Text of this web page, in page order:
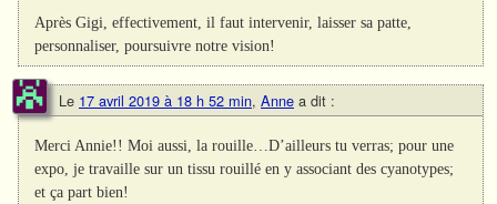
Après Gigi, effectivement, il faut intervenir, laisser sa patte,
personnaliser, poursuivre notre vision!
Le 17 avril 2019 à 18 h 52 min, Anne a dit :
Merci Annie!! Moi aussi, la rouille…D’ailleurs tu verras; pour une
expo, je travaille sur un tissu rouillé en y associant des cyanotypes;
et ça part bien!